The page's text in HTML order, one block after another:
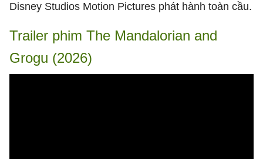
Disney Studios Motion Pictures phát hành toàn cầu.
Trailer phim The Mandalorian and
Grogu (2026)